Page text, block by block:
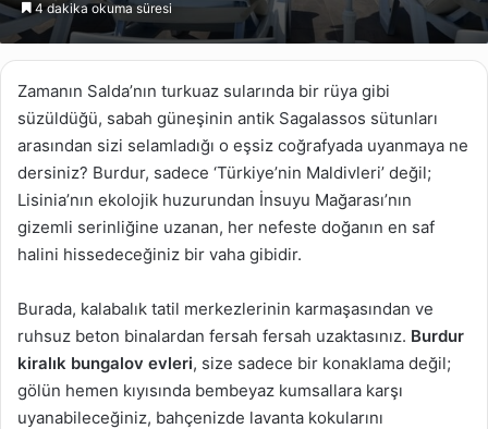
göndermek
4 dakika okuma süresi
Zamanın Salda’nın turkuaz sularında bir rüya gibi
süzüldüğü, sabah güneşinin antik Sagalassos sütunları
arasından sizi selamladığı o eşsiz coğrafyada uyanmaya ne
dersiniz? Burdur, sadece ‘Türkiye’nin Maldivleri’ değil;
Lisinia’nın ekolojik huzurundan İnsuyu Mağarası’nın
gizemli serinliğine uzanan, her nefeste doğanın en saf
halini hissedeceğiniz bir vaha gibidir.
Burada, kalabalık tatil merkezlerinin karmaşasından ve
ruhsuz beton binalardan fersah fersah uzaktasınız. Burdur
kiralık bungalov evleri, size sadece bir konaklama değil;
gölün hemen kıyısında bembeyaz kumsallara karşı
uyanabileceğiniz, bahçenizde lavanta kokularını